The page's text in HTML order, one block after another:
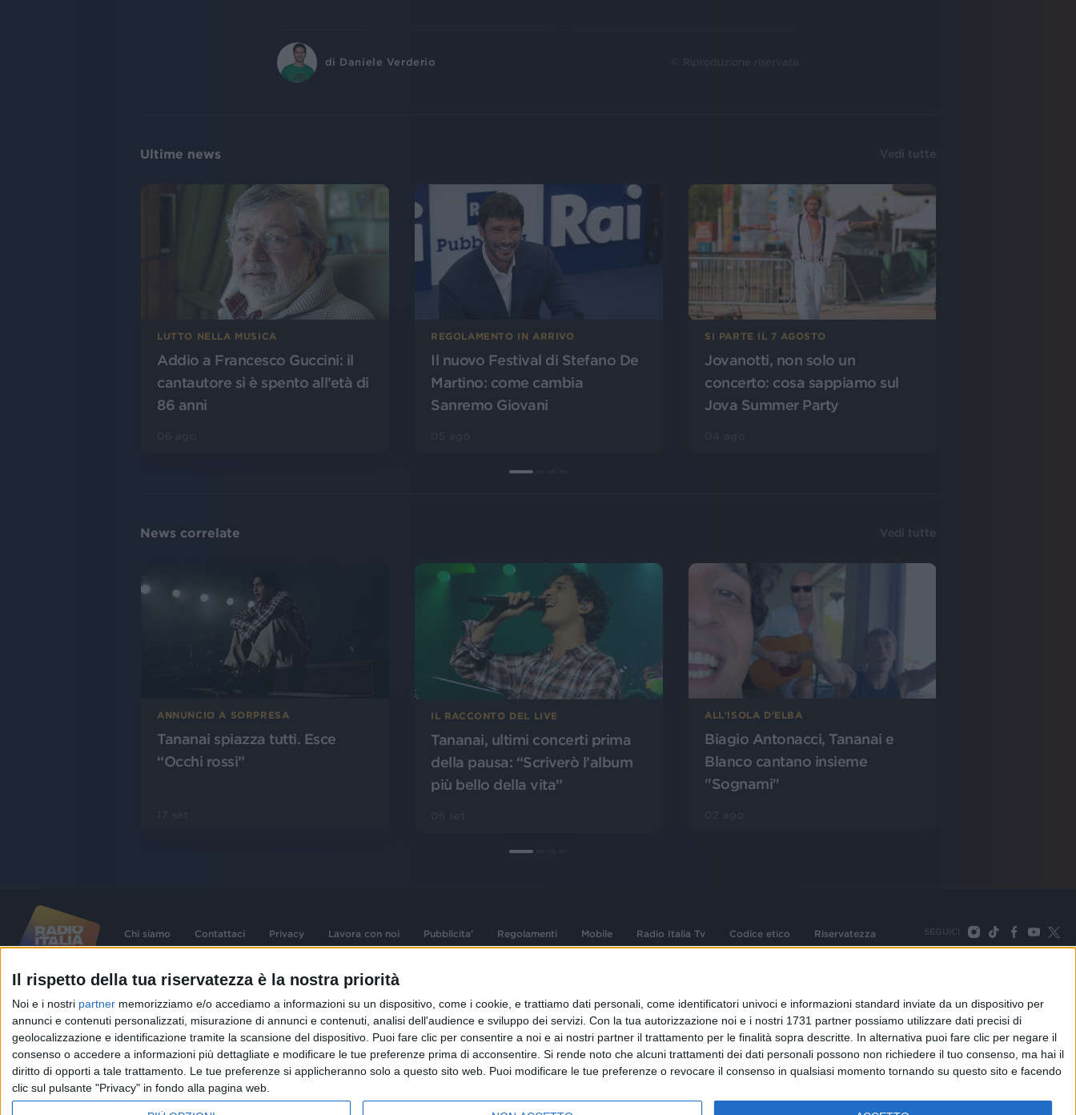
Il rispetto della tua riservatezza è la nostra priorità
Noi e i nostri partner memorizziamo e/o accediamo a informazioni su un dispositivo, come i cookie, e trattiamo dati personali, come identificatori univoci e informazioni standard inviate da un dispositivo per
annunci e contenuti personalizzati, misurazione di annunci e contenuti, analisi dell'audience e sviluppo dei servizi. Con la tua autorizzazione noi e i nostri 1731 partner possiamo utilizzare dati precisi di
geolocalizzazione e identificazione tramite la scansione del dispositivo. Puoi fare clic per consentire a noi e ai nostri partner il trattamento per le finalità sopra descritte. In alternativa puoi fare clic per negare il
consenso o accedere a informazioni più dettagliate e modificare le tue preferenze prima di acconsentire. Si rende noto che alcuni trattamenti dei dati personali possono non richiedere il tuo consenso, ma hai il
diritto di opporti a tale trattamento. Le tue preferenze si applicheranno solo a questo sito web. Puoi modificare le tue preferenze o revocare il consenso in qualsiasi momento tornando su questo sito e facendo
clic sul pulsante "Privacy" in fondo alla pagina web.
di Daniele Verderio © Riproduzione riservata
Ultime news Vedi tutte
LUTTO NELLA MUSICA
Addio a Francesco Guccini: il
cantautore si è spento all’età di
86 anni
REGOLAMENTO IN ARRIVO
Il nuovo Festival di Stefano De
Martino: come cambia
Sanremo Giovani
SI PARTE IL 7 AGOSTO
Jovanotti, non solo un
concerto: cosa sappiamo sul
Jova Summer Party
News correlate Vedi tutte
ANNUNCIO A SORPRESA
Tananai spiazza tutti. Esce
“Occhi rossi”
IL RACCONTO DEL LIVE
Tananai, ultimi concerti prima
della pausa: “Scriverò l’album
più bello della vita”
ALL'ISOLA D'ELBA
Biagio Antonacci, Tananai e
Blanco cantano insieme
"Sognami"
Chi siamo Contattaci Privacy Lavora con noi Pubblicita' Regolamenti Mobile Radio Italia Tv Codice etico Riservatezza SEGUICI
contenute nel sito sono stati assolti gli obblighi derivanti dalla normativa dei diritti d'autore e dei diritti
Capitale Sociale € 580.000,00 interamente versato. Iscr. Reg. Imprese Milano - C.F. e n° iscrizione
06832230152. Iscritta al R.E.A. di Milano al n° 1125258. Testata giornalistica Registrata n°286 - 3 Aprile
1987.
02 25444220
Sede Legale: Via Savona 97, 20144 Milano